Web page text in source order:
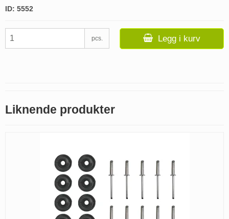
ID: 5552
pcs. Legg i kurv
Liknende produkter